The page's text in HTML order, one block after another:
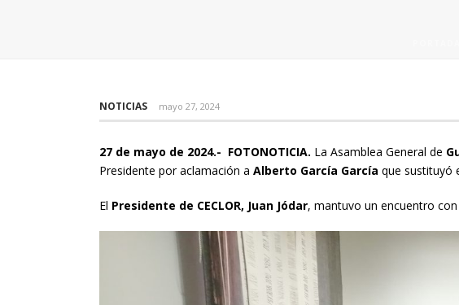
NOTICIAS mayo 27, 2024
27 de mayo de 2024.- FOTONOTICIA. La Asamblea General de
Presidente por aclamación a Alberto García García que sustituyó
El Presidente de CECLOR, Juan Jódar, mantuvo un encuentro con